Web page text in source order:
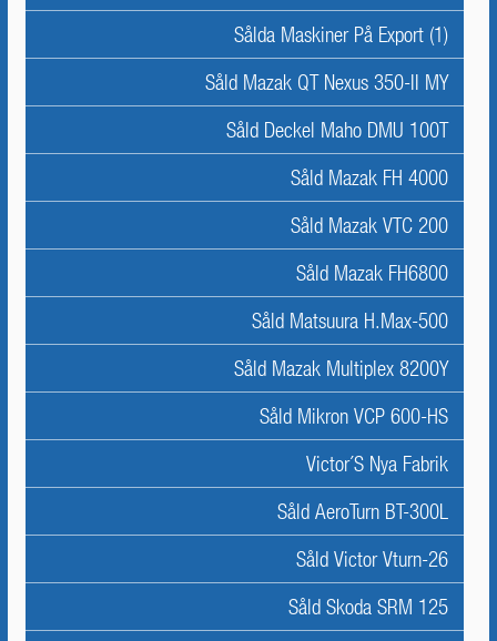
Sålda Maskiner På Export (1)
Såld Mazak QT Nexus 350-II MY
Såld Deckel Maho DMU 100T
Såld Mazak FH 4000
Såld Mazak VTC 200
Såld Mazak FH6800
Såld Matsuura H.Max-500
Såld Mazak Multiplex 8200Y
Såld Mikron VCP 600-HS
Victor´s Nya Fabrik
Såld AeroTurn BT-300L
Såld Victor Vturn-26
Såld Skoda SRM 125